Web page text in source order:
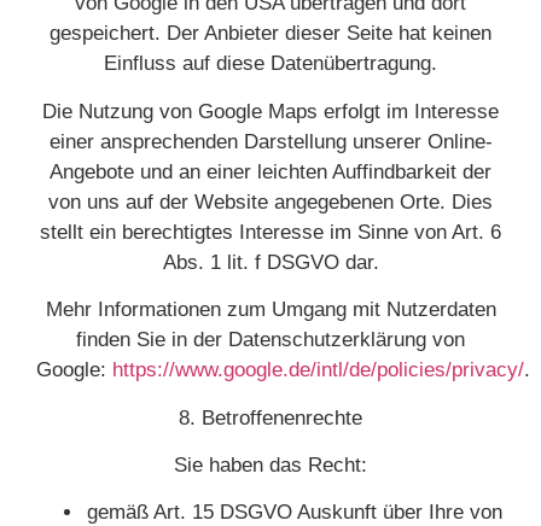
gespeichert. Der Anbieter dieser Seite hat keinen
Einfluss auf diese Datenübertragung.
Die Nutzung von Google Maps erfolgt im Interesse
einer ansprechenden Darstellung unserer Online-
Angebote und an einer leichten Auffindbarkeit der
von uns auf der Website angegebenen Orte. Dies
stellt ein berechtigtes Interesse im Sinne von Art. 6
Abs. 1 lit. f DSGVO dar.
Mehr Informationen zum Umgang mit Nutzerdaten
finden Sie in der Datenschutzerklärung von
Google: https://www.google.de/intl/de/policies/privacy/.
8. Betroffenenrechte
Sie haben das Recht:
gemäß Art. 15 DSGVO Auskunft über Ihre von